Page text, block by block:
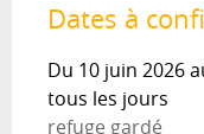
Dates à
Du 10 juin 2026
tous les jours
refuge gardé